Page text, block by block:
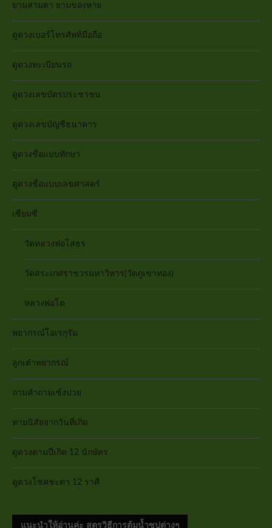
ยามสามตา ยามของหาย
ดูดวงเบอร์โทรศัพท์มือถือ
ดูดวงทะเบียนรถ
ดูดวงเลขบัตรประชาชน
ดูดวงเลขบัญชีธนาคาร
ดูดวงชื่อแบบทักษา
ดูดวงชื่อแบบเลขศาสตร์
เซียมซี
วัดหลวงพ่อโสธร
วัดสระเกศราชวรมหาวิหาร(วัดภูเขาทอง)
หลวงพ่อโต
พยากรณ์โอเรกุรัม
ลูกเต๋าพยากรณ์
ถามคำถามเซ้งปวย
ทายนิสัยจากวันที่เกิด
ดูดวงตามปีเกิด 12 นักษัตร
ดูดวงโชคชะตา 12 ราศี
แนะนำให้อ่านค่ะ สูตรวิธีการต้มน้ำซุปต่างๆ